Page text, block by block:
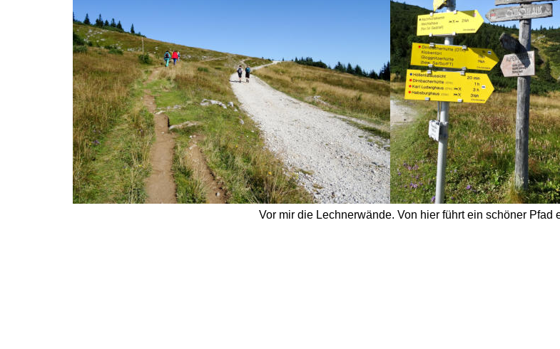
Vor mir die Lechnerwände. Von hier führt ein schöner Pfad